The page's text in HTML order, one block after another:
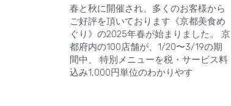
春と秋に開催され、多くのお客様から
ご好評を頂いております《京都美食め
ぐり》の2025年春が始まりました。 京
都府内の100店舗が、1/20〜3/19の期
間中、 特別メニューを税・サービス料
込み1,000円単位のわかりやす